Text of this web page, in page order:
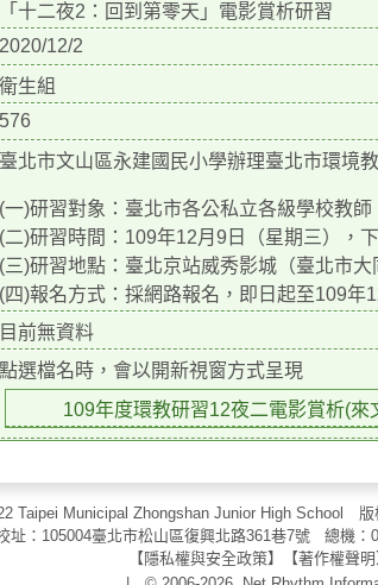
「十二夜2：回到第零天」電影賞析研習
2020/12/2
衛生組
576
臺北市文山區永建國民小學辦理臺北市環境
(一)研習對象：臺北市各公私立各級學校教師
(二)研習時間：109年12月9日（星期三），
(三)研習地點：臺北京站威秀影城（臺北市
(四)報名方式：採網路報名，即日起至109年
目前無資料
點選檔名時，會以開新視窗方式呈現
109年度環教研習12夜二電影賞析(來
Taipei Municipal Zhongshan Junior High School
址：105004臺北市松山區復興北路361巷7號 總機：
【隱私權與安全政策】【著作權聲明